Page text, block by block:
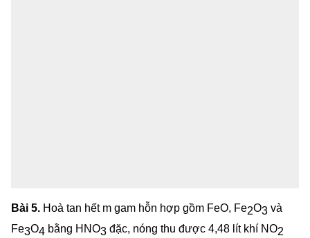
Bài 5. Hoà tan hết m gam hỗn hợp gồm FeO, Fe2O3 và
Fe3O4 bằng HNO3 đặc, nóng thu được 4,48 lít khí NO2